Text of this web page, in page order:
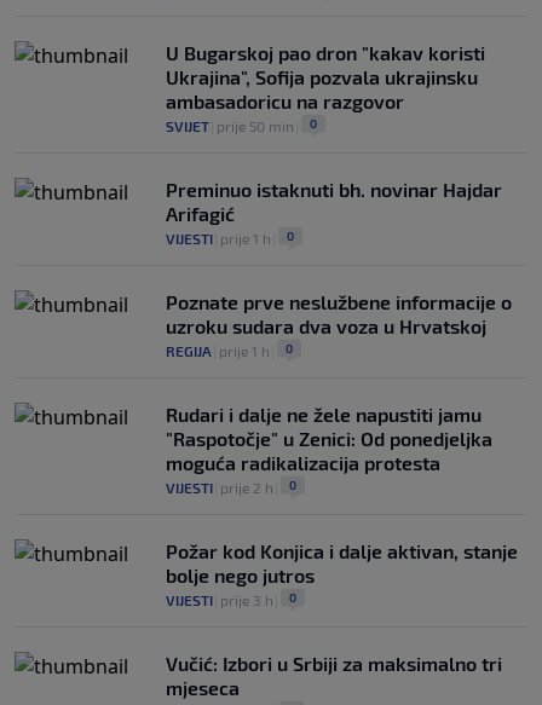
U Bugarskoj pao dron "kakav koristi
Ukrajina", Sofija pozvala ukrajinsku
ambasadoricu na razgovor
SVIJET prije 50 min 0
Preminuo istaknuti bh. novinar Hajdar
Arifagić
VIJESTI prije 1 h 0
Poznate prve neslužbene informacije o
uzroku sudara dva voza u Hrvatskoj
REGIJA prije 1 h 0
Rudari i dalje ne žele napustiti jamu
"Raspotočje" u Zenici: Od ponedjeljka
moguća radikalizacija protesta
VIJESTI prije 2 h 0
Požar kod Konjica i dalje aktivan, stanje
bolje nego jutros
VIJESTI prije 3 h 0
Vučić: Izbori u Srbiji za maksimalno tri
mjeseca